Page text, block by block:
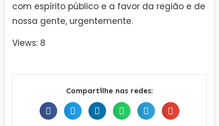
com espírito público e a favor da região e de
nossa gente, urgentemente.
Views: 8
Compartilhe nas redes: